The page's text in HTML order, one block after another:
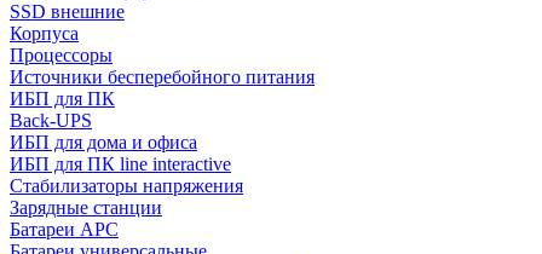
SSD внешние
Корпуса
Процессоры
Источники бесперебойного питания
ИБП для ПК
Back-UPS
ИБП для дома и офиса
ИБП для ПК linе interactive
Стабилизаторы напряжения
Зарядные станции
Батареи APC